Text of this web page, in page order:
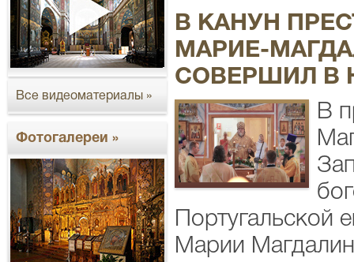
Все видеоматериалы »
Фотогалереи »
В КАНУН
МАРИЕ-
СОВЕРШИЛ В
В
Португальской
Марии